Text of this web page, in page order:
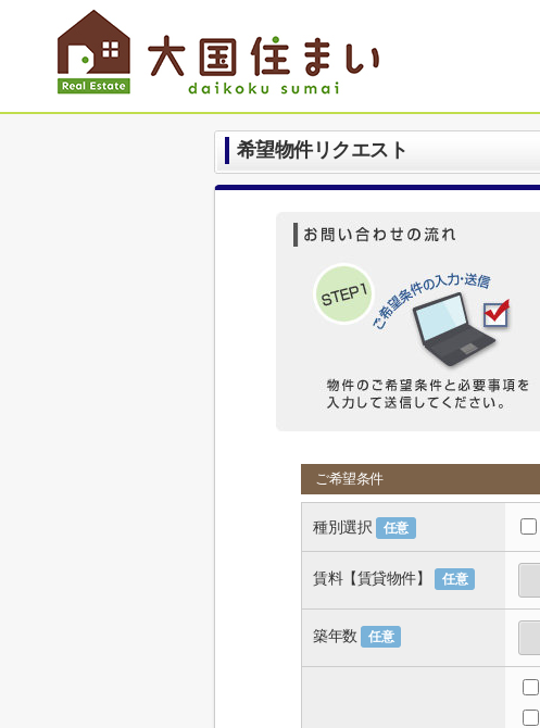
希望物件リクエスト
ご希望条件
種別選択 任意
賃料【賃貸物件】 任意
築年数 任意